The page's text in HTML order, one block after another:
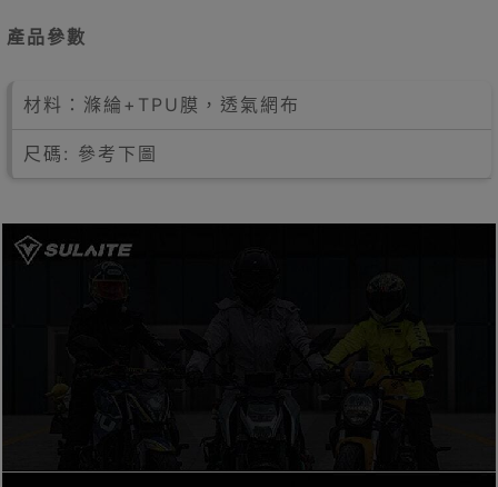
產品參數
材料：滌綸+TPU膜，透氣網布
尺碼: 參考下圖